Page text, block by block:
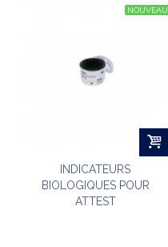
NOUVEAU
INDICATEURS
BIOLOGIQUES POUR
ATTEST